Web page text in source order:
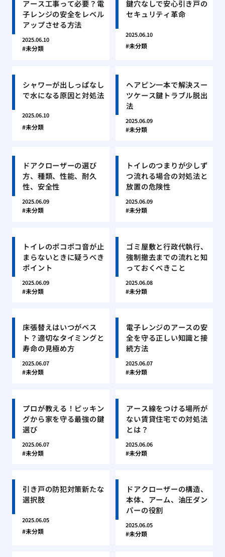
アース工事って必要？電
子レンジの安全をレベル
アップさせる方法
2025.06.10
未分類
鍵穴なしで安心引き戸の
セキュリティ革命
2025.06.10
未分類
シャワーが出しっぱなし
で水になる原因と対処法
2025.06.10
未分類
ヘアピン一本で解決スー
ツケース鍵トラブル脱出
法
2025.06.09
未分類
ドアクローザーの選び
方、種類、性能、耐久
性、安全性
2025.06.09
未分類
トイレのつまりが少しず
つ流れる場合の対処法と
放置の危険性
2025.06.09
未分類
トイレのポコポコ音が止
まらないときに疑うべき
ポイント
2025.06.09
未分類
ゴミ屋敷と行政代執行、
強制撤去までの流れと知
っておくべきこと
2025.06.08
未分類
床張替えはいつがベス
ト？適切なタイミングと
寿命の見極め方
2025.06.07
未分類
電子レンジのアースの安
全を守る正しい知識と接
続方法
2025.06.07
未分類
プロが教える！ピッキン
グから家を守る最強の鍵
選び
2025.06.07
未分類
アース線をつける場所が
ない賃貸住宅での対処法
とは？
2025.06.06
未分類
引き戸の防犯対策新たな
選択肢
2025.06.05
未分類
ドアクローザーの構造、
本体、アーム、油圧ダン
パーの役割
2025.06.05
未分類